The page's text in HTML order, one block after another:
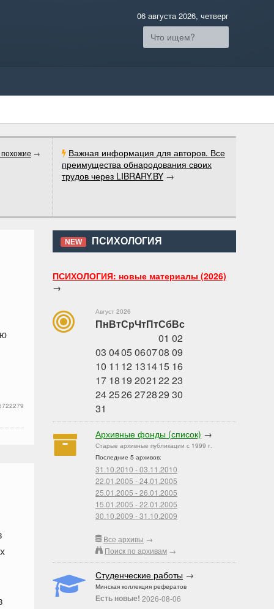
06 августа 2026, четверг
Важная информация для авторов. Все
преимущества обнародования своих
трудов через LIBRARY.BY →
→
NEW ПСИХОЛОГИЯ
ПСИХОЛОГИЯ: новые материалы (2026)
→
Август 2026
ПнВтСрЧтПтСбВс
01 02
03 0405060708 09
10 11 12 131415 16
17 1819 2021 22 23
242526272829 30
31
Архивные фонды (список) →
Старые архивные публикации с 1999 г.
Последние 5 архивов:
31.10.2010 - 03.11.2010
22.01.2005 - 24.01.2005
25.01.2005 - 26.01.2005
15.01.2005 - 22.01.2005
30.10.2009 - 31.10.2009
Все архивы →
Поиск по архивам →
Студенческие работы →
Минская коллекция рефератов
Есть новые! 2026-08-06